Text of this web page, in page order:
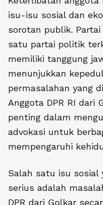
isu-isu sosial dan
sorotan publik.
satu partai politik
memiliki tanggung
menunjukkan
permasalahan yang
Anggota DPR RI dari
penting dalam
advokasi untuk
mempengaruhi
Salah satu isu sosial
serius adalah
DPR dari Golkar